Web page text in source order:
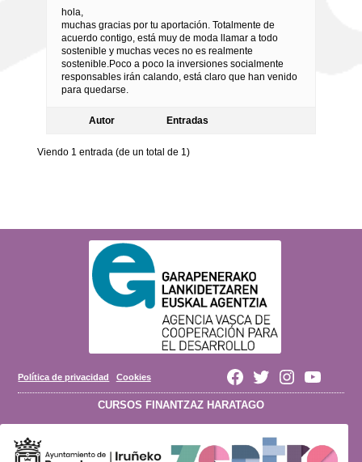
hola,
muchas gracias por tu aportación. Totalmente de
acuerdo contigo, está muy de moda llamar a todo
sostenible y muchas veces no es realmente
sostenible.Poco a poco la inversiones socialmente
responsables irán calando, está claro que han venido
para quedarse.
Autor Entradas
Viendo 1 entrada (de un total de 1)
Política de privacidad Cookies
Finantzaz
Haratago
en
Finantzaz
Haratago
en
Finantzaz
Haratago
Finantzaz
Haratago
CURSOS FINANTZAZ HARATAGO